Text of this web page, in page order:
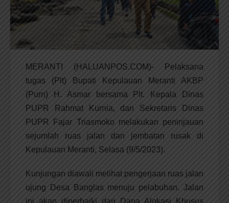
MERANTI (HALUANPOS.COM)- Pelaksana
tugas (Plt) Bupati Kepulauan Meranti AKBP
(Purn) H. Asmar bersama Plt. Kepala Dinas
PUPR Rahmat Kurnia, dan Sekretaris Dinas
PUPR Fajar Triasmoko melakukan peninjauan
sejumlah ruas jalan dan jembatan rusak di
Kepulauan Meranti, Selasa (9/5/2023).
Kunjungan diawali melihat pengerjaan ruas jalan
ujung Desa Banglas menuju pelabuhan. Jalan
ini akan diperbaiki dari Dana Alokasi Khusus